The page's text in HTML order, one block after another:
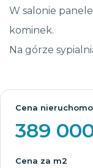
W salonie
kominek.
Na górze
Cena
389
Cena za m2